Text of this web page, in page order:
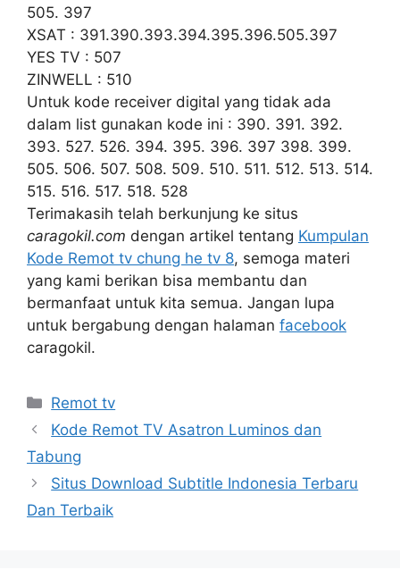
505. 397
XSAT : 391.390.393.394.395.396.505.397
YES TV : 507
ZINWELL : 510
Untuk kode receiver digital yang tidak ada
dalam list gunakan kode ini : 390. 391. 392.
393. 527. 526. 394. 395. 396. 397 398. 399.
505. 506. 507. 508. 509. 510. 511. 512. 513. 514.
515. 516. 517. 518. 528
Terimakasih telah berkunjung ke situs
caragokil.com dengan artikel tentang Kumpulan
Kode Remot tv chung he tv 8, semoga materi
yang kami berikan bisa membantu dan
bermanfaat untuk kita semua. Jangan lupa
untuk bergabung dengan halaman facebook
caragokil.
Categories
Remot tv
Kode Remot TV Asatron Luminos dan
Tabung
Situs Download Subtitle Indonesia Terbaru
Dan Terbaik